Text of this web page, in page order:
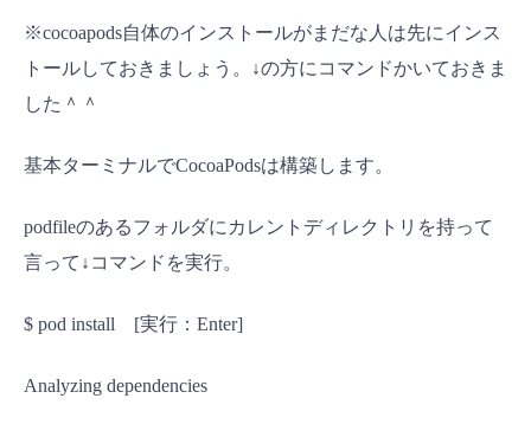
※cocoapods自体のインストールがまだな人は先にインス
トールしておきましょう。↓の方にコマンドかいておきま
した＾＾
基本ターミナルでCocoaPodsは構築します。
podfileのあるフォルダにカレントディレクトリを持って
言って↓コマンドを実行。
$ pod install [実行：Enter]
Analyzing dependencies